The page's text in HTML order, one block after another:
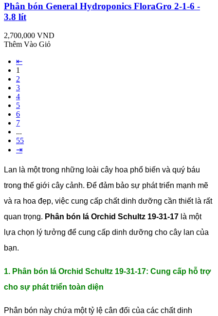
Phân bón General Hydroponics FloraGro 2-1-6 -
3.8 lít
2,700,000 VND
Thêm Vào Giỏ
⇤
1
2
3
4
5
6
7
...
55
⇥
Lan là một trong những loài cây hoa phổ biến và quý báu
trong thế giới cây cảnh. Để đảm bảo sự phát triển mạnh mẽ
và ra hoa đẹp, việc cung cấp chất dinh dưỡng cần thiết là rất
quan trọng. Phân bón lá Orchid Schultz 19-31-17 là một
lựa chọn lý tưởng để cung cấp dinh dưỡng cho cây lan của
bạn.
1. Phân bón lá Orchid Schultz 19-31-17: Cung cấp hỗ trợ
cho sự phát triển toàn diện
Phân bón này chứa một tỷ lệ cân đối của các chất dinh